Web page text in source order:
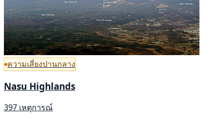
ความเสี่ยงปานกลาง
Nasu Highlands
397 เหตุการณ์